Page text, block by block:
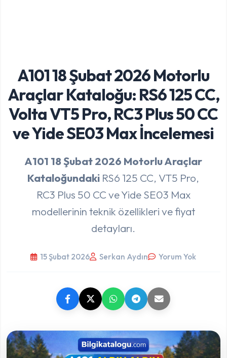
A101 18 Şubat 2026 Motorlu
Araçlar Kataloğu: RS6 125 CC,
Volta VT5 Pro, RC3 Plus 50 CC
ve Yide SE03 Max İncelemesi
A101 18 Şubat 2026 Motorlu Araçlar
Kataloğundaki RS6 125 CC, VT5 Pro,
RC3 Plus 50 CC ve Yide SE03 Max
modellerinin teknik özellikleri ve fiyat
detayları.
15 Şubat 2026 Serkan Aydın Yorum Yok